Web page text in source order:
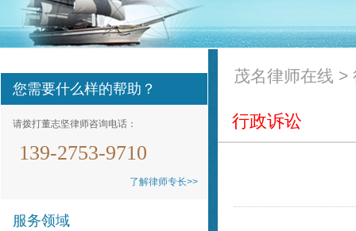
您需要什么样的帮助？
请拨打董志坚律师咨询电话：
139-2753-9710
了解律师专长>>
服务领域
茂名律师在线 >
行政诉讼